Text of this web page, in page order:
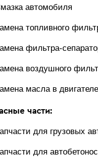
автомобиля
топливного
фильтра-
воздушного
масла в двигателе
части:
для грузовых
для